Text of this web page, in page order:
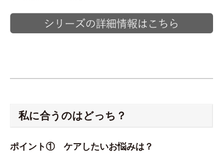
私に合うのはどっち？
ポイント① ケアしたいお悩みは？